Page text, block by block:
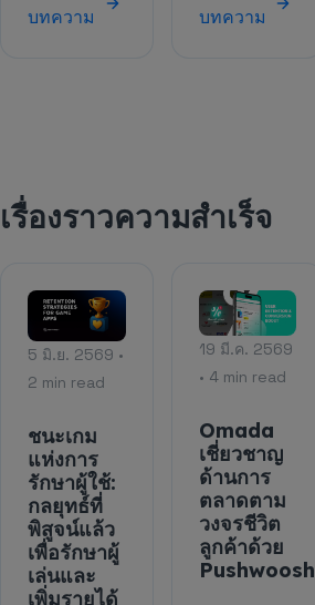
บทความ
บทความ
เรื่องราวความสำเร็จ
5 มิ.ย. 2569 •
2 min read
ชนะเกม
แห่งการ
รักษาผู้ใช้:
กลยุทธ์ที่
พิสูจน์แล้ว
เพื่อรักษาผู้
เล่นและ
เพิ่มรายได้
19 มี.ค. 2569
• 4 min read
Omada
เชี่ยวชาญ
ด้านการ
ตลาดตาม
วงจรชีวิต
ลูกค้าด้วย
Pushwoosh